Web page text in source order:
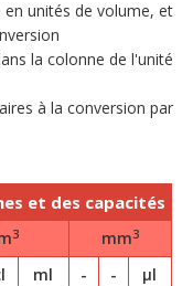
unités de volume, et
la colonne de l'unité
à la conversion par
et des capacités
3 mm3
ml - - µl